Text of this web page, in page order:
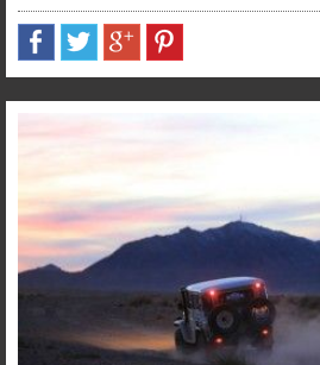
PARTAGERPARTAGERPARTAGERPARTAGER